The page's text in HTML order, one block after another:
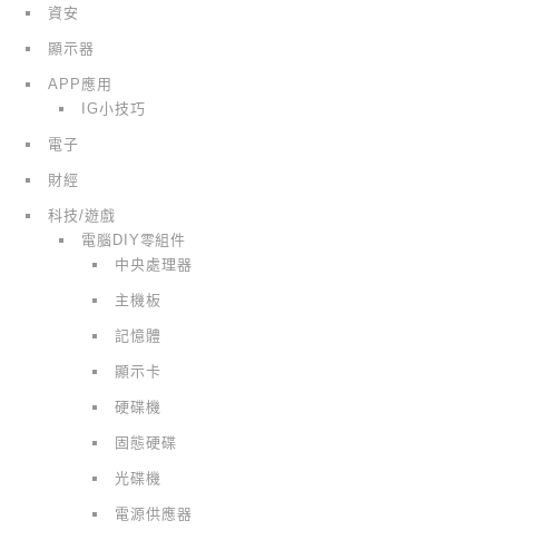
資安
顯示器
APP應用
IG小技巧
電子
財經
科技/遊戲
電腦DIY零組件
中央處理器
主機板
記憶體
顯示卡
硬碟機
固態硬碟
光碟機
電源供應器